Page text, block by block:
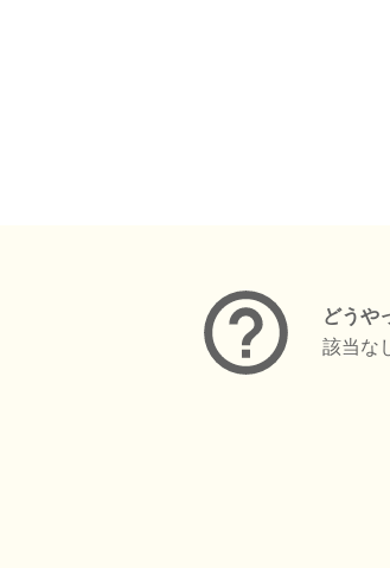
どうや
該当な